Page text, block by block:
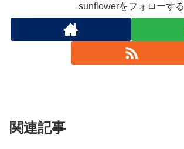
sunflowerをフォローする
関連記事